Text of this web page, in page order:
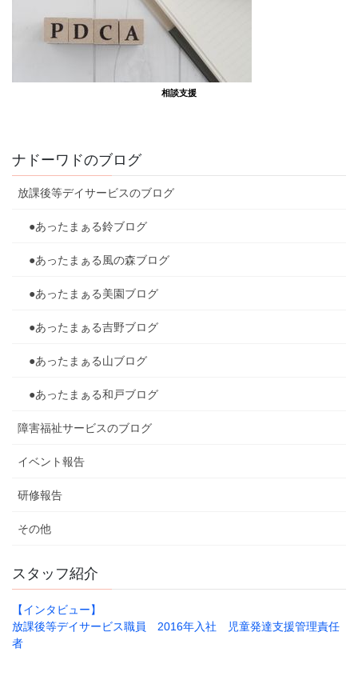
相談支援
ナドーワドのブログ
放課後等デイサービスのブログ
●あったまぁる鈴ブログ
●あったまぁる風の森ブログ
●あったまぁる美園ブログ
●あったまぁる吉野ブログ
●あったまぁる山ブログ
●あったまぁる和戸ブログ
障害福祉サービスのブログ
イベント報告
研修報告
その他
スタッフ紹介
【インタビュー】
放課後等デイサービス職員 2016年入社 児童発達支援管理責任
者